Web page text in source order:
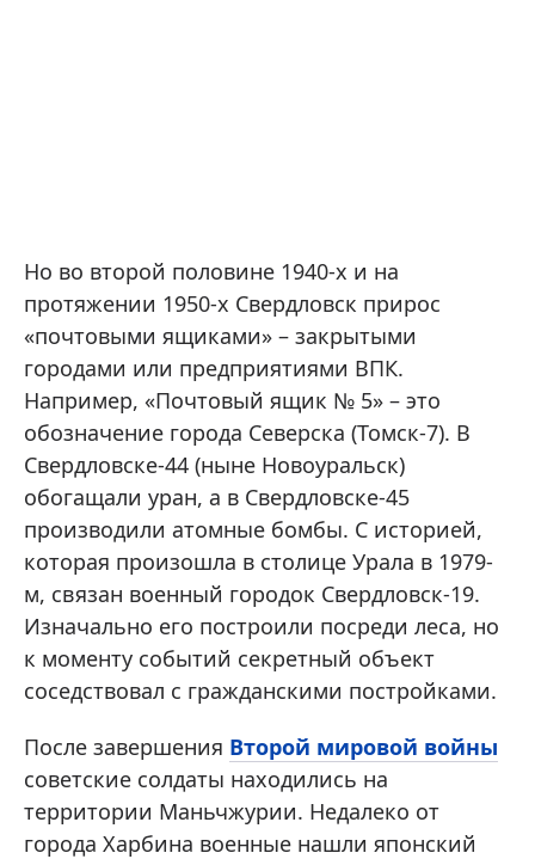
Но во второй половине 1940-х и на
протяжении 1950-х Свердловск прирос
«почтовыми ящиками» – закрытыми
городами или предприятиями ВПК.
Например, «Почтовый ящик № 5» – это
обозначение города Северска (Томск-7). В
Свердловске-44 (ныне Новоуральск)
обогащали уран, а в Свердловске-45
производили атомные бомбы. С историей,
которая произошла в столице Урала в 1979-
м, связан военный городок Свердловск-19.
Изначально его построили посреди леса, но
к моменту событий секретный объект
соседствовал с гражданскими постройками.
После завершения Второй мировой войны
советские солдаты находились на
территории Маньчжурии. Недалеко от
города Харбина военные нашли японский